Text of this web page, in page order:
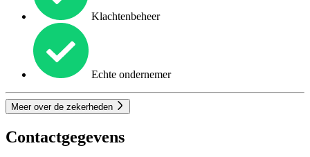
Klachtenbeheer
Echte ondernemer
Meer over de zekerheden
Contactgegevens